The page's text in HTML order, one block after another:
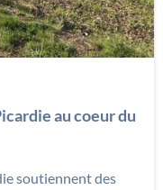
au coeur du
soutiennent des